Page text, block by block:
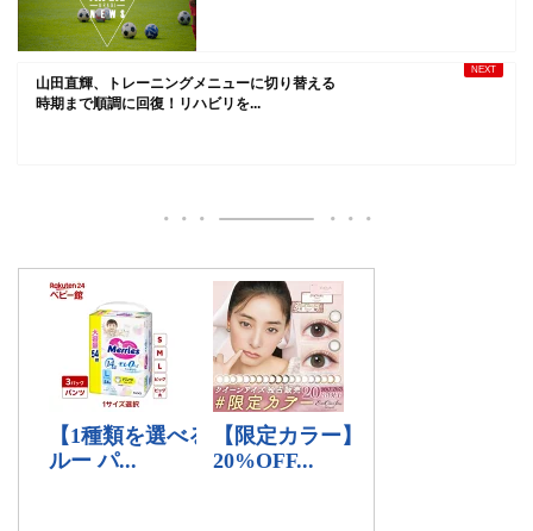
山田直輝、トレーニングメニューに切り替える
時期まで順調に回復！リハビリを...